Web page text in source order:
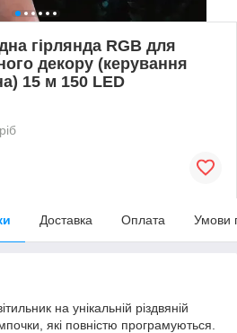
гірлянда RGB для
декору (керування
15 м 150 LED
Доставка Оплата Умови
на унікальній різдвяній
які повністю програмуються.